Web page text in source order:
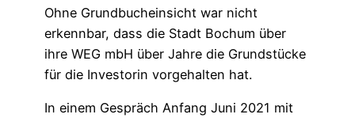
Ohne Grundbucheinsicht war nicht
erkennbar, dass die Stadt Bochum über
ihre WEG mbH über Jahre die Grundstücke
für die Investorin vorgehalten hat.
In einem Gespräch Anfang Juni 2021 mit